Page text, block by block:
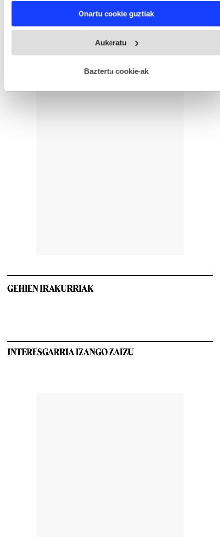
and set your preferences in thedetails section
fitxategiak erabiltzen ditu. Zure esperientzia eta zerbitzuak
esplizitua ematen diguzu.Gehiago irakurri
Onartu cookie guztiak
Aukeratu
Baztertu cookie-ak
GEHIEN IRAKURRIAK
INTERESGARRIA IZANGO ZAIZU